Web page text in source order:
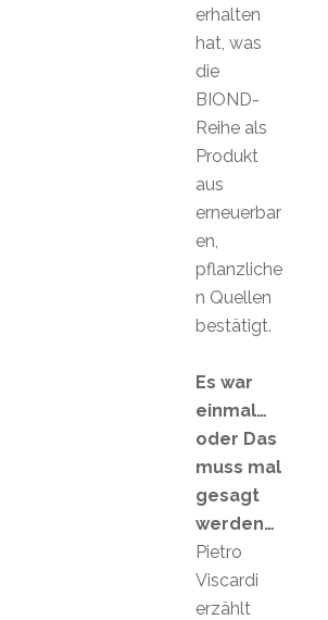
erhalten
hat, was
die
BIOND-
Reihe als
Produkt
aus
erneuerbar
en,
pflanzliche
n Quellen
bestätigt.
Es war
einmal…
oder Das
muss mal
gesagt
werden…
Pietro
Viscardi
erzählt